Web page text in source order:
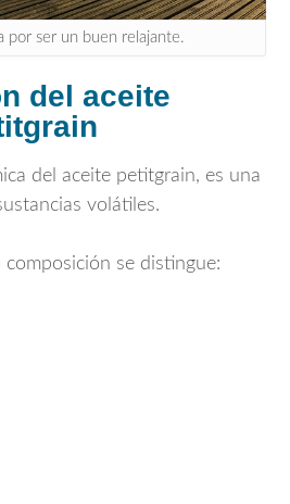
por ser un buen relajante.
del aceite
del aceite petitgrain, es una
volátiles.
composición se distingue: